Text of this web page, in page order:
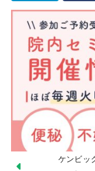
ケンビッ